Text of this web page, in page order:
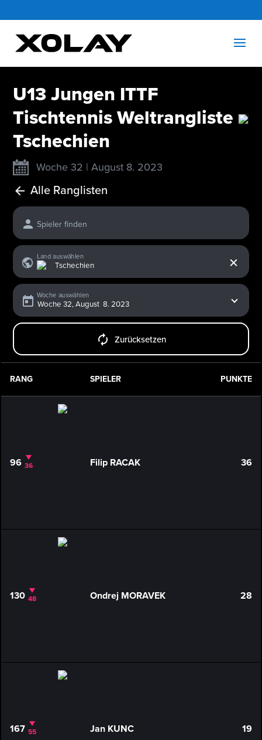
U13 Jungen ITTF
Tischtennis Weltrangliste
Tschechien
Woche 32 | August 8. 2023
Alle Ranglisten
Spieler finden
Land auswählen
Woche auswählen
Zurücksetzen
RANG SPIELER PUNKTE
96 36 Filip RACAK 36
130 48 Ondrej MORAVEK 28
167 55 Jan KUNC 19